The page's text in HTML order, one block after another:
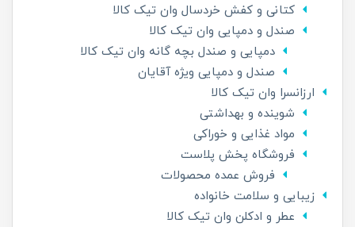
کتانی و کفش خردسال وان تیک کالا
صندل و دمپایی وان تیک کالا
دمپایی و صندل بچه گانه وان تیک کالا
صندل و دمپایی ویژه آقایان
ارزانسرا وان تیک کالا
شوینده و بهداشتی
مواد غذایی و خوراکی
فروشگاه پخش پلاست
فروش عمده محصولات
زیبایی و سلامت خانواده
عطر و ادکلن وان تیک کالا